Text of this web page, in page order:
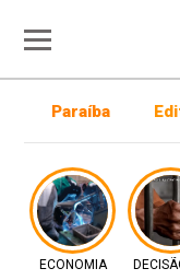
Paraíba
ECONOMIA